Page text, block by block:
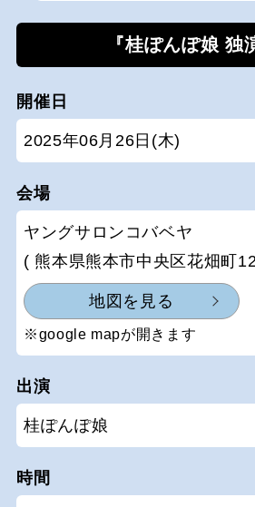
『桂ぽんぽ娘 独
開催日
2025年06月26日(木)
会場
ヤングサロンコバベヤ
( 熊本県熊本市中央区花畑町
地図を見る
※google mapが開きます
出演
桂ぽんぽ娘
時間